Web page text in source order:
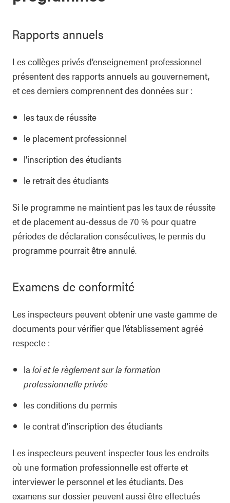
Rapports annuels
Les collèges privés d’enseignement professionnel
présentent des rapports annuels au gouvernement,
et ces derniers comprennent des données sur :
les taux de réussite
le placement professionnel
l’inscription des étudiants
le retrait des étudiants
Si le programme ne maintient pas les taux de réussite
et de placement au-dessus de 70 % pour quatre
périodes de déclaration consécutives, le permis du
programme pourrait être annulé.
Examens de conformité
Les inspecteurs peuvent obtenir une vaste gamme de
documents pour vérifier que l’établissement agréé
respecte :
la loi et le règlement sur la formation
professionnelle privée
les conditions du permis
le contrat d’inscription des étudiants
Les inspecteurs peuvent inspecter tous les endroits
où une formation professionnelle est offerte et
interviewer le personnel et les étudiants. Des
examens sur dossier peuvent aussi être effectués